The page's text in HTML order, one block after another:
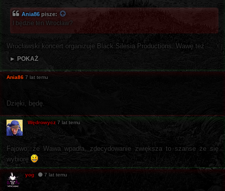
Ania86 pisze:
I będzie ten Wrocław?
Wrocławski koncert organizuje Black Silesia Productions. Wawę też.
► POKAŻ
Ania86 7 lat temu
Dzięki, będę.
Wędrowycz 7 lat temu
Fajowo, że Wawa wpadła, zdecydowanie zwiększa to szanse że się
wybiorę
yog 7 lat temu